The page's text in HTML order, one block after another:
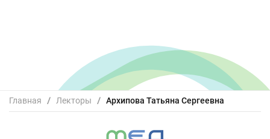
Главная / Лекторы / Архипова Татьяна Сергеевна